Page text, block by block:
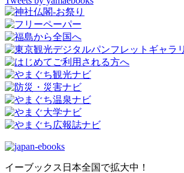
イーブックス日本全国で拡大中！